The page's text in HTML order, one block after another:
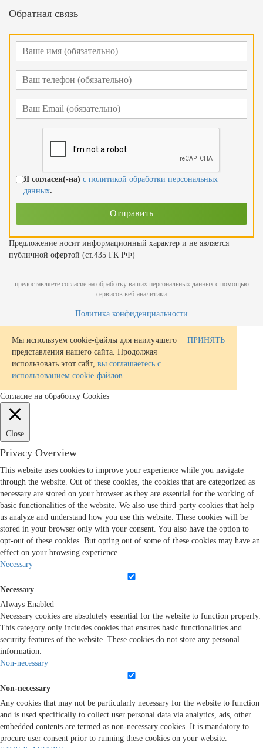
Обратная связь
Я согласен(-на) с политикой обработки персональных
данных.
Предложение носит информационный характер и не является
публичной офертой (ст.435 ГК РФ)
предоставляете согласие на обработку ваших персональных данных с помощью
сервисов веб-аналитики
Политика конфиденциальности
Мы используем cookie-файлы для наилучшего
представления нашего сайта. Продолжая
использовать этот сайт, вы соглашаетесь с
использованием cookie-файлов
ПРИНЯТЬ
Согласие на обработку Cookies
Close
Privacy Overview
This website uses cookies to improve your experience while you navigate
through the website. Out of these cookies, the cookies that are categorized as
necessary are stored on your browser as they are essential for the working of
basic functionalities of the website. We also use third-party cookies that help
us analyze and understand how you use this website. These cookies will be
stored in your browser only with your consent. You also have the option to
opt-out of these cookies. But opting out of some of these cookies may have an
effect on your browsing experience.
Necessary
Necessary
Always Enabled
Necessary cookies are absolutely essential for the website to function properly.
This category only includes cookies that ensures basic functionalities and
security features of the website. These cookies do not store any personal
information.
Non-necessary
Non-necessary
Any cookies that may not be particularly necessary for the website to function
and is used specifically to collect user personal data via analytics, ads, other
embedded contents are termed as non-necessary cookies. It is mandatory to
procure user consent prior to running these cookies on your website.